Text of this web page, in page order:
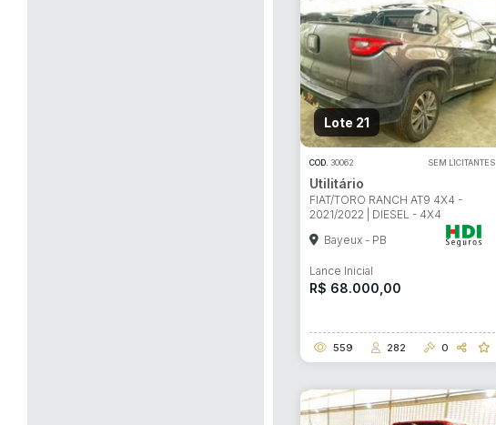
Lote 21
COD. 30062 SEM LICITANTES
Utilitário
FIAT/TORO RANCH AT9 4X4 -
2021/2022 | DIESEL - 4X4
Bayeux - PB
Lance Inicial
R$ 68.000,00
559 282 0